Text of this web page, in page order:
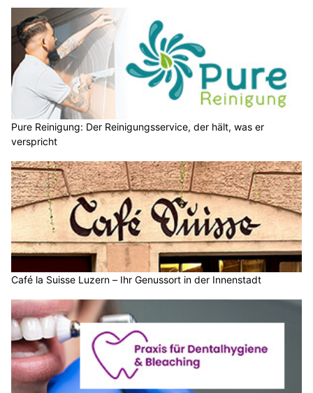
Pure Reinigung: Der Reinigungsservice, der hält, was er
verspricht
Café la Suisse Luzern – Ihr Genussort in der Innenstadt